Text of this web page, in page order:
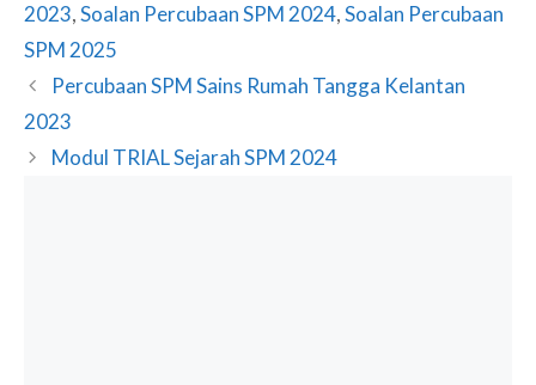
2023,Soalan Percubaan SPM 2024,Soalan Percubaan
SPM 2025
Percubaan SPM Sains Rumah Tangga Kelantan
2023
Modul TRIAL Sejarah SPM 2024